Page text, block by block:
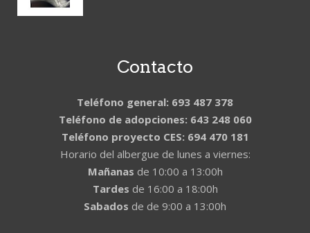
Contacto
Teléfono general: 693 487 378
Teléfono de adopciones: 643 248 060
Teléfono proyecto CES: 694 470 181
Horario del albergue de lunes a viernes:
Mañanas de 10:00 a 13:00h
Tardes de 16:00 a 18:00h
Sabados de de 9:00 a 13:00h